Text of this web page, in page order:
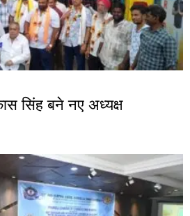
सिंह बने नए अध्यक्ष